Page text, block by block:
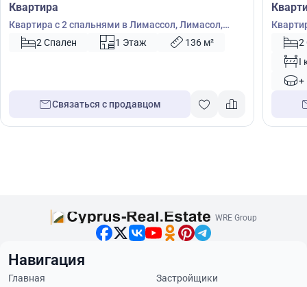
Квартира
Квартира с 2 спальнями в Лимассол, Лимасол,
Кипр № 38698
2 Спален 1 Этаж 136 м²
Связаться с продавцом
Кипр2
I
WRE Group
Навигация
Главная
Застройщики